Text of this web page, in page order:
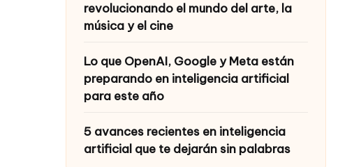
revolucionando el mundo del arte, la
música y el cine
Lo que OpenAI, Google y Meta están
preparando en inteligencia artificial
para este año
5 avances recientes en inteligencia
artificial que te dejarán sin palabras